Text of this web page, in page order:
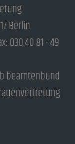
Berlin
030.40 81 - 49
beamtenbund